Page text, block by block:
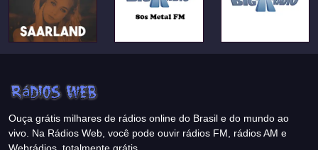
Ouça grátis milhares de rádios online do Brasil e do mundo ao
vivo. Na Rádios Web, você pode ouvir rádios FM, rádios AM e